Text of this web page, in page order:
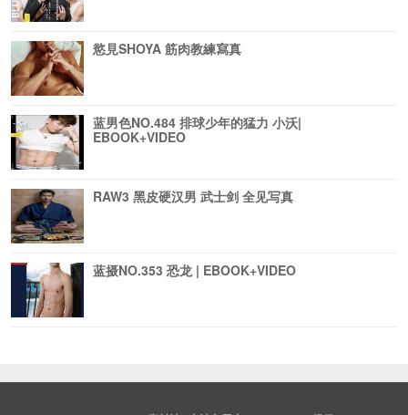
慾見SHOYA 筋肉教練寫真
蓝男色NO.484 排球少年的猛力 小沃|
EBOOK+VIDEO
RAW3 黑皮硬汉男 武士剑 全见写真
蓝摄NO.353 恐龙 | EBOOK+VIDEO